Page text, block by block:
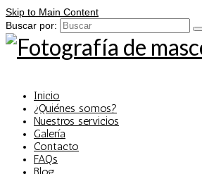
Skip to Main Content
Buscar por:
Inicio
¿Quiénes somos?
Nuestros servicios
Galería
Contacto
FAQs